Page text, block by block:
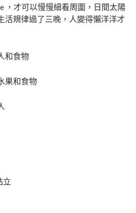
，才可以慢慢細看周圍，日間太陽
活規律過了三晚，人變得懶洋洋才